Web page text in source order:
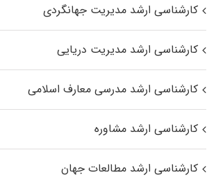
کارشناسی ارشد مدیریت جهانگردی
کارشناسی ارشد مدیریت دریایی
کارشناسی ارشد مدرسی معارف اسلامی
کارشناسی ارشد مشاوره
کارشناسی ارشد مطالعات جهان